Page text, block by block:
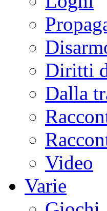
Diritti
Dalla
Video
Varie